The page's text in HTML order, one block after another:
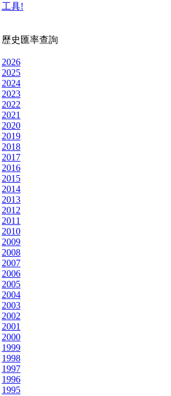
工具!
歷史匯率查詢
2026
2025
2024
2023
2022
2021
2020
2019
2018
2017
2016
2015
2014
2013
2012
2011
2010
2009
2008
2007
2006
2005
2004
2003
2002
2001
2000
1999
1998
1997
1996
1995